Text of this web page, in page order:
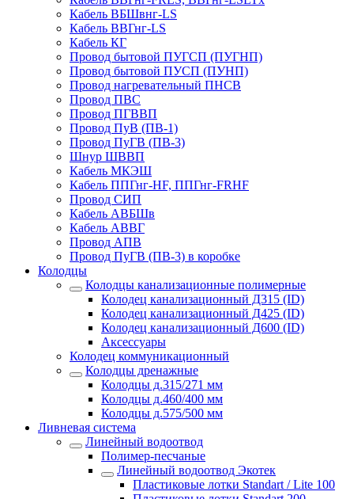
Кабель ВБШвнг-LS
Кабель ВВГнг-LS
Кабель КГ
Провод бытовой ПУГСП (ПУГНП)
Провод бытовой ПУСП (ПУНП)
Провод нагревательный ПНСВ
Провод ПВС
Провод ПГВВП
Провод ПуВ (ПВ-1)
Провод ПуГВ (ПВ-3)
Шнур ШВВП
Кабель МКЭШ
Кабель ППГнг-HF, ППГнг-FRHF
Провод СИП
Кабель АВБШв
Кабель АВВГ
Провод АПВ
Провод ПуГВ (ПВ-3) в коробке
Колодцы
Колодцы канализационные полимерные
Колодец канализационный Д315 (ID)
Колодец канализационный Д425 (ID)
Колодец канализационный Д600 (ID)
Аксессуары
Колодец коммуникационный
Колодцы дренажные
Колодцы д.315/271 мм
Колодцы д.460/400 мм
Колодцы д.575/500 мм
Ливневая система
Линейный водоотвод
Полимер-песчаные
Линейный водоотвод Экотек
Пластиковые лотки Standart / Lite 100